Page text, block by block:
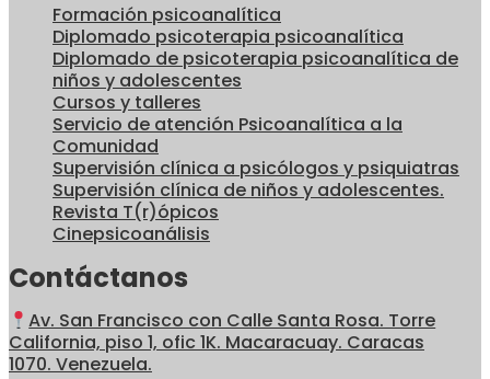
Formación psicoanalítica
Diplomado psicoterapia psicoanalítica
Diplomado de psicoterapia psicoanalítica de
niños y adolescentes
Cursos y talleres
Servicio de atención Psicoanalítica a la
Comunidad
Supervisión clínica a psicólogos y psiquiatras
Supervisión clínica de niños y adolescentes.
Revista T(r)ópicos
Cinepsicoanálisis
Contáctanos
Av. San Francisco con Calle Santa Rosa. Torre
California, piso 1, ofic 1K. Macaracuay. Caracas
1070. Venezuela.